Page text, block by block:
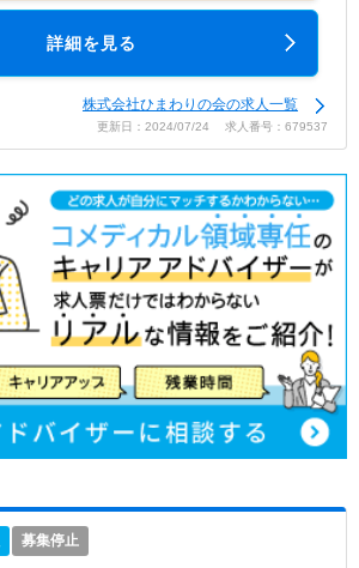
詳細を見る
株式会社ひまわりの会の求人一覧
更新日：2024/07/24 求人番号：679537
募集停止